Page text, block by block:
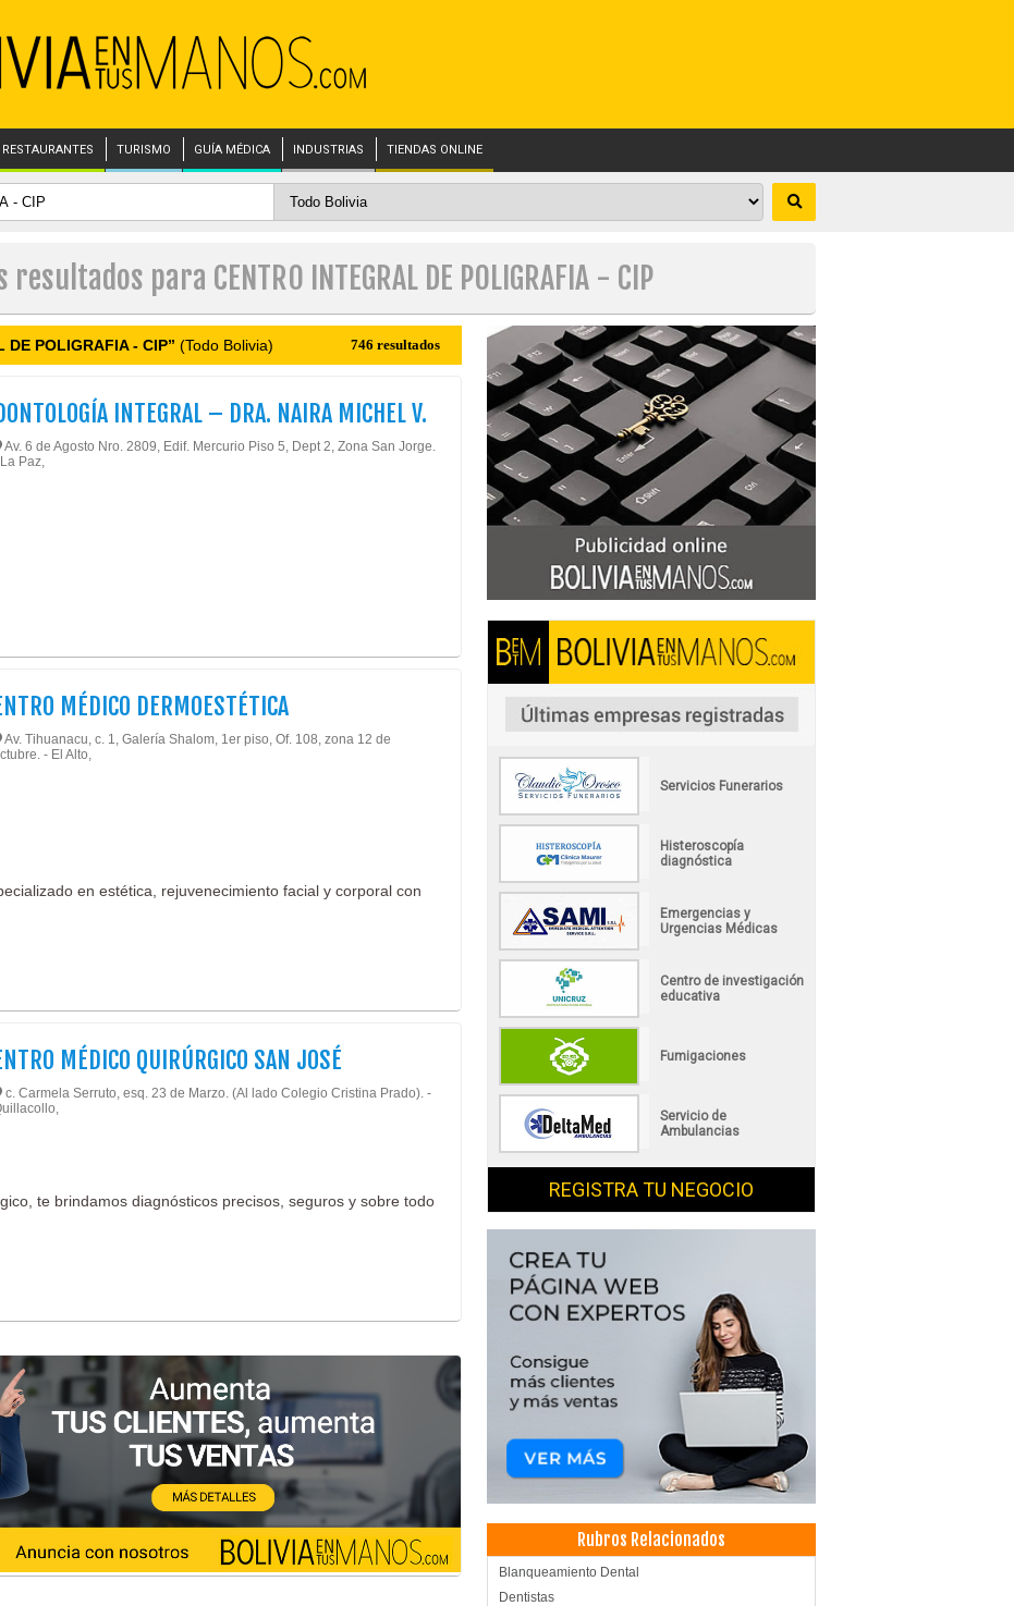
RESTAURANTES TURISMO GUÍA MÉDICA INDUSTRIAS TIENDAS ONLINE
resultados para CENTRO INTEGRAL DE POLIGRAFIA - CIP
DE POLIGRAFIA - CIP” (Todo Bolivia) 746 resultados
INTEGRAL – DRA. NAIRA MICHEL V.
Av. 6 de Agosto Nro. 2809, Edif. Mercurio Piso 5, Dept 2, Zona San Jorge.
Paz,
MÉDICO DERMOESTÉTICA
Av. Tihuanacu, c. 1, Galería Shalom, 1er piso, Of. 108, zona 12 de
- El Alto,
en estética, rejuvenecimiento facial y corporal con
MÉDICO QUIRÚRGICO SAN JOSÉ
c. Carmela Serruto, esq. 23 de Marzo. (Al lado Colegio Cristina Prado). -
te brindamos diagnósticos precisos, seguros y sobre todo
Servicios Funerarios
Histeroscopía
diagnóstica
Emergencias y
Urgencias Médicas
Centro de investigación
educativa
Fumigaciones
Servicio de
Ambulancias
REGISTRA TU NEGOCIO
Rubros Relacionados
Blanqueamiento Dental
Dentistas